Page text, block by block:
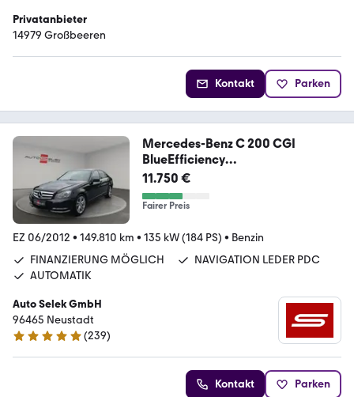
Privatanbieter
14979 Großbeeren
Kontakt Parken
Mercedes-Benz C 200 CGI
BlueEfficiency
AVANTGARDE/AUTOMATIK
11.750 €
Fairer Preis
EZ 06/2012 • 149.810 km • 135 kW (184 PS) • Benzin
FINANZIERUNG MÖGLICH
NAVIGATION LEDER PDC
AUTOMATIK
Auto Selek GmbH
96465 Neustadt
5 Sterne
(239)
Kontakt Parken